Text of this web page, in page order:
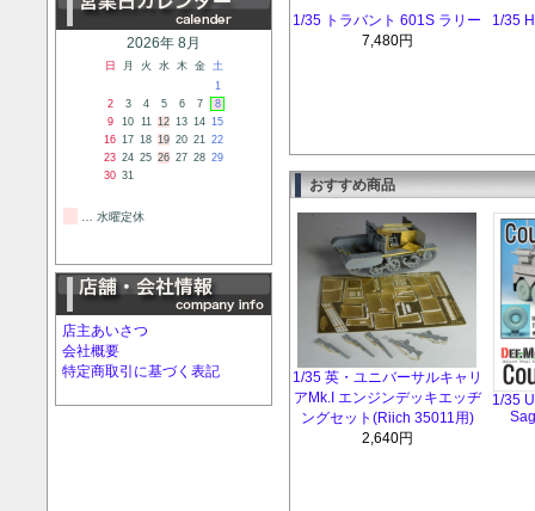
2026年 8月
日 月 火 水 木 金
土
1
2
3 4 5 6 7
8
9
10 11 12 13 14 15
16 17 18 19 20 21 22
23 24 25 26 27 28 29
30 31
… 水曜定休
店主あいさつ
会社概要
特定商取引に基づく表記
1/35 トラバント 601S ラリー
7,480円
1/35
おすすめ商品
1/35 英・ユニバーサルキャリ
アMk.I エンジンデッキエッヂ
ングセット(Riich 35011用)
2,640円
1/35